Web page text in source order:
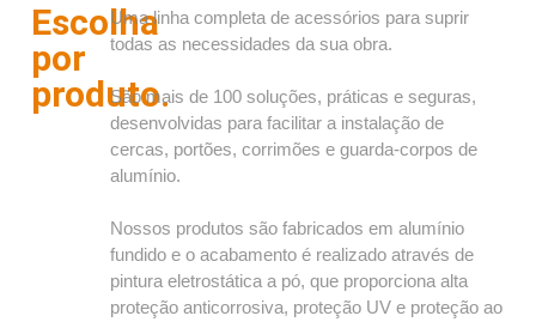
Escolha
por
produto.
Uma linha completa de acessórios para suprir
todas as necessidades da sua obra.
São mais de 100 soluções, práticas e seguras,
desenvolvidas para facilitar a instalação de
cercas, portões, corrimões e guarda-corpos de
alumínio.
Nossos produtos são fabricados em alumínio
fundido e o acabamento é realizado através de
pintura eletrostática a pó, que proporciona alta
proteção anticorrosiva, proteção UV e proteção ao